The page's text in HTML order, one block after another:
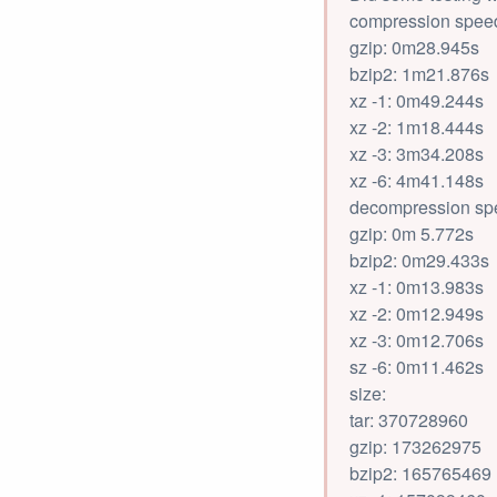
compression
gzip: 0m28.945s
bzip2: 1m21.876s
xz -1: 0m49.244s
xz -2: 1m18.444s
xz -3: 3m34.208s
xz -6: 4m41.148s
decompression
gzip: 0m 5.772s
bzip2: 0m29.433s
xz -1: 0m13.983s
xz -2: 0m12.949s
xz -3: 0m12.706s
sz -6: 0m11.462s
size:
tar: 370728960
gzip: 173262975
bzip2: 165765469